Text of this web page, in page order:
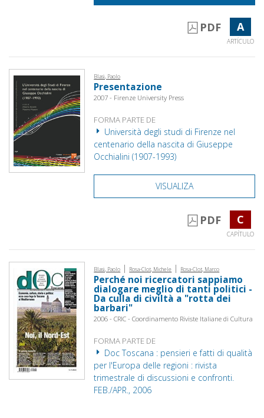
PDF A
ARTÍCULO
Blasi, Paolo
Presentazione
2007 - Firenze University Press
FORMA PARTE DE
Università degli studi di Firenze nel
centenario della nascita di Giuseppe
Occhialini (1907-1993)
VISUALIZA
PDF C
CAPÍTULO
Blasi, Paolo | Rosa-Clot, Michele | Rosa-Clot, Marco
Perché noi ricercatori sappiamo
dialogare meglio di tanti politici -
Da culla di civiltà a "rotta dei
barbari"
2006 - CRIC - Coordinamento Riviste Italiane di Cultura
FORMA PARTE DE
Doc Toscana : pensieri e fatti di qualità
per l'Europa delle regioni : rivista
trimestrale di discussioni e confronti.
FEB./APR., 2006